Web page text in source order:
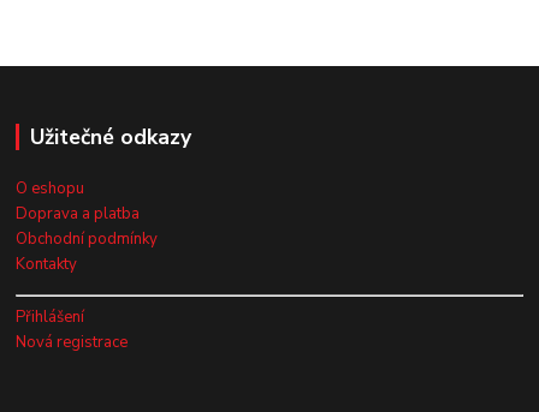
Užitečné odkazy
O eshopu
Doprava a platba
Obchodní podmínky
Kontakty
Přihlášení
Nová registrace